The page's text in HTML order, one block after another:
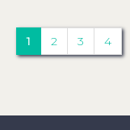
1 2 3 4